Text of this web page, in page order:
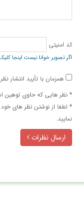
کد امنیتی
اگر تصویر خوانا نیست اینجا
همزمان با تأیید انتشار
* نظر هایی كه حاوی توهین
* لطفا از نوشتن نظر های
نمایید.
ارسال نظرات